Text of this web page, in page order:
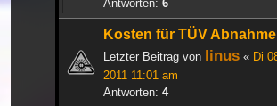
Antworten: 6
Kosten für TÜV Abnahme
Letzter Beitrag von linus « Di
2011 11:01 am
Antworten: 4